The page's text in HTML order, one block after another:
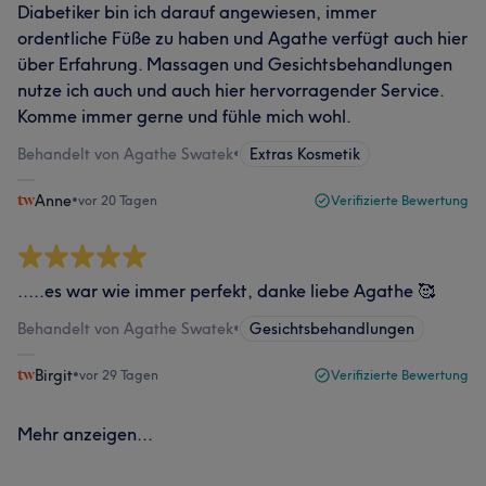
Diabetiker bin ich darauf angewiesen, immer
ordentliche Füße zu haben und Agathe verfügt auch hier
über Erfahrung. Massagen und Gesichtsbehandlungen
nutze ich auch und auch hier hervorragender Service.
Komme immer gerne und fühle mich wohl.
Behandelt von Agathe Swatek• Extras Kosmetik
Anne•vor 20 Tagen Verifizierte Bewertung
.....es war wie immer perfekt, danke liebe Agathe 🥰
Behandelt von Agathe Swatek• Gesichtsbehandlungen
Birgit•vor 29 Tagen Verifizierte Bewertung
Mehr anzeigen...